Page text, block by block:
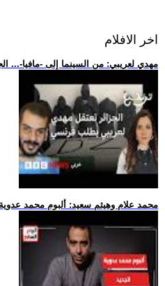
اخر الافلام
.. مهدي لعريبي: من السينما إلى -مافيا-...
.. محمد علام وهيثم سعيد: ألبوم محمد عدوية